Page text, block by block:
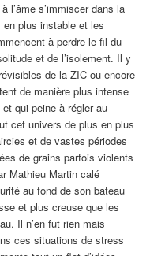
l’âme s’immiscer dans la
plus instable et les
à perdre le fil du
et de l’isolement. Il y
de la ZIC ou encore
de manière plus intense
qui peine à régler au
cet univers de plus en plus
et de vastes périodes
de grains parfois violents
Mathieu Martin calé
au fond de son bateau
et plus creuse que les
Il n’en fut rien mais
ces situations de stress